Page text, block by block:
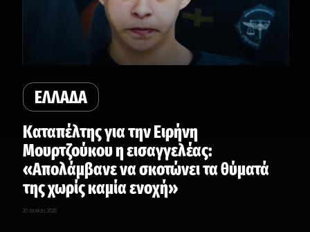
ΕΛΛΑΔΑ
Καταπέλτης για την Ειρήνη
Μουρτζούκου η εισαγγελέας:
«Απολάμβανε να σκοτώνει τα θύματά
της χωρίς καμία ενοχή»
20 Ιουνίου, 2026